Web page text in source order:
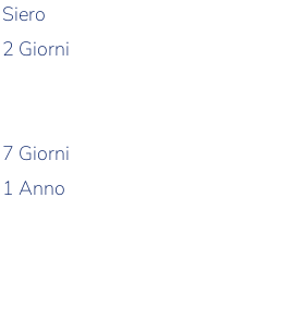
Siero
2 Giorni
7 Giorni
1 Anno